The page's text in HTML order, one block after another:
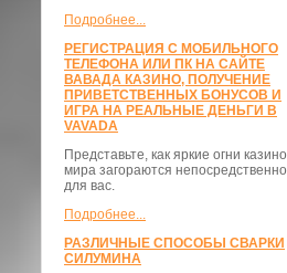
Подробнее...
РЕГИСТРАЦИЯ С МОБИЛЬНОГО
ТЕЛЕФОНА ИЛИ ПК НА САЙТЕ
ВАВАДА КАЗИНО, ПОЛУЧЕНИЕ
ПРИВЕТСТВЕННЫХ БОНУСОВ И
ИГРА НА РЕАЛЬНЫЕ ДЕНЬГИ В
VAVADA
Представьте, как яркие огни казино
мира загораются непосредственно
для вас.
Подробнее...
РАЗЛИЧНЫЕ СПОСОБЫ СВАРКИ
СИЛУМИНА